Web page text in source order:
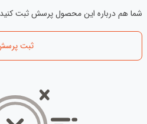
شما هم درباره این محصول پرسش ثبت کنید
ثبت